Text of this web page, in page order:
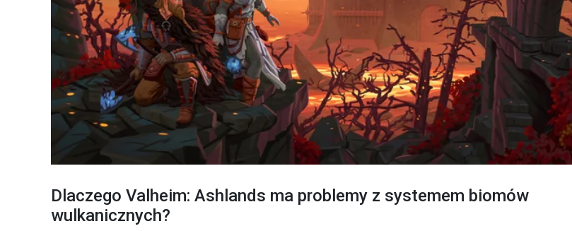
Dlaczego Valheim: Ashlands ma problemy z systemem biomów
wulkanicznych?